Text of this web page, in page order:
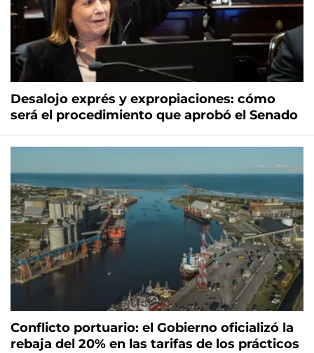
Desalojo exprés y expropiaciones: cómo
será el procedimiento que aprobó el Senado
Conflicto portuario: el Gobierno oficializó la
rebaja del 20% en las tarifas de los prácticos